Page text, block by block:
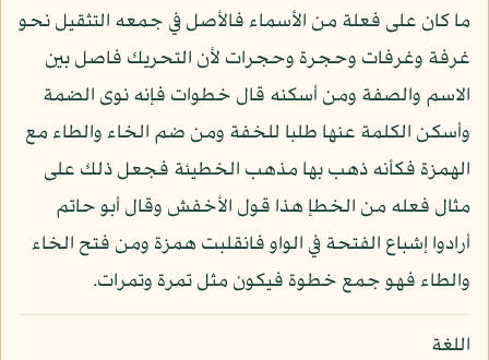
ما كان على فعلة من الأسماء فالأصل في جمعه التثقيل نحو
غرفة وغرفات وحجرة وحجرات لأن التحريك فاصل بين
الاسم والصفة ومن أسكنه قال خطوات فإنه نوى الضمة
وأسكن الكلمة عنها طلبا للخفة ومن ضم الخاء والطاء مع
الهمزة فكأنه ذهب بها مذهب الخطيئة فجعل ذلك على
مثال فعله من الخطإ هذا قول الأخفش وقال أبو حاتم
أرادوا إشباع الفتحة في الواو فانقلبت همزة ومن فتح الخاء
والطاء فهو جمع خطوة فيكون مثل تمرة وتمرات.
اللغة